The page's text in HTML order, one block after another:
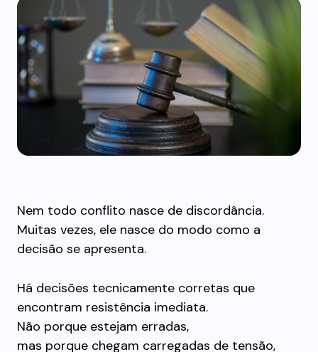
Nem todo conflito nasce de discordância.
Muitas vezes, ele nasce do modo como a
decisão se apresenta.
Há decisões tecnicamente corretas que
encontram resistência imediata.
Não porque estejam erradas,
mas porque chegam carregadas de tensão,